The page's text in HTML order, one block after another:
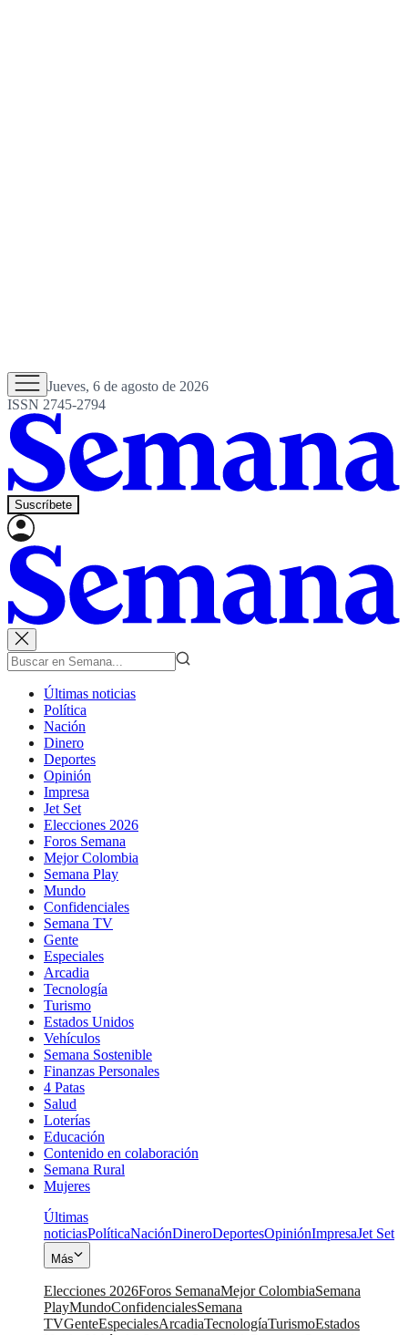
Jueves, 6 de agosto de 2026
ISSN 2745-2794
Suscríbete
Últimas noticias
Política
Nación
Dinero
Deportes
Opinión
Impresa
Jet Set
Elecciones 2026
Foros Semana
Mejor Colombia
Semana Play
Mundo
Confidenciales
Semana TV
Gente
Especiales
Arcadia
Tecnología
Turismo
Estados Unidos
Vehículos
Semana Sostenible
Finanzas Personales
4 Patas
Salud
Loterías
Educación
Contenido en colaboración
Semana Rural
Mujeres
Últimas
noticiasPolíticaNaciónDineroDeportesOpiniónImpresaJet Set
Más
Elecciones 2026Foros SemanaMejor ColombiaSemana
PlayMundoConfidencialesSemana
TVGenteEspecialesArcadiaTecnologíaTurismoEstados